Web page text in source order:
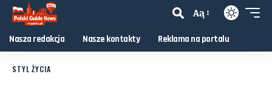
Aą
Nasza redakcja Nasze kontakty Reklama na portalu
STYL ŻYCIA